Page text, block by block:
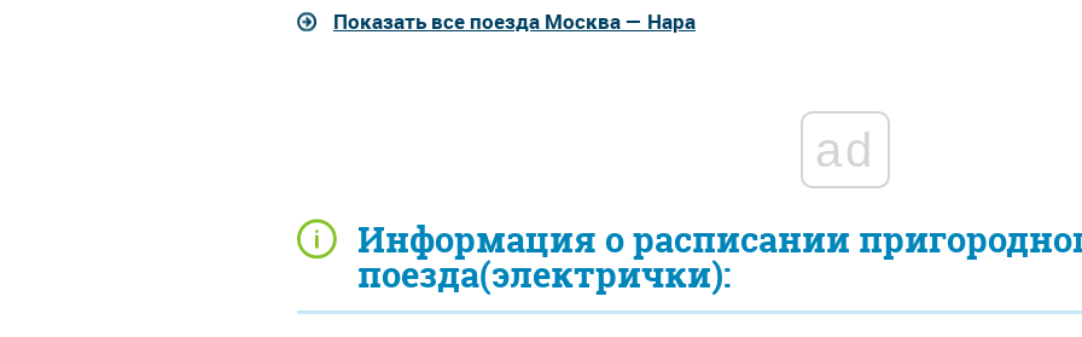
Информация о расписании
поезда(электрички):
Показать все поезда Москва — Нара
ad